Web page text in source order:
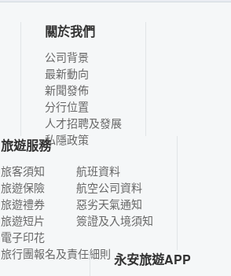
關於我們
公司背景
最新動向
新聞發佈
分行位置
人才招聘及發展
私隱政策
旅遊服務
旅客須知
旅遊保險
旅遊禮券
旅遊短片
電子印花
航班資料
航空公司資料
惡劣天氣通知
簽證及入境須知
旅行團報名及責任細則 永安旅遊APP